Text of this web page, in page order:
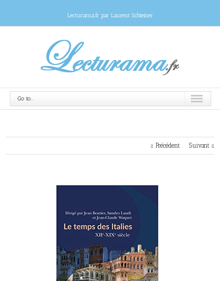
Lecturama.fr par Laurent Schteiner
Go to...
Précédent Suivant